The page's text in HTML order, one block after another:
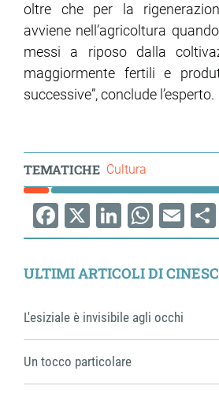
oltre che per la
avviene nell’agricoltura
messi a riposo dalla
maggiormente fertili e
successive”, conclude l’esperto.
TEMATICHE Cultura
Facebook
X LinkedInEmail
ULTIMI ARTICOLI DI
L'esiziale è invisibile agli occhi
Un tocco particolare